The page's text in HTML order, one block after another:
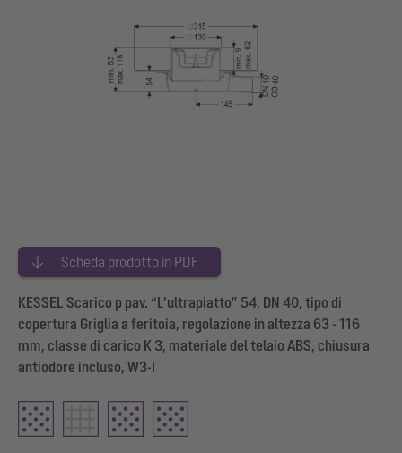
Scheda prodotto in PDF
KESSEL Scarico p pav. “L’ultrapiatto” 54, DN 40, tipo di
copertura Griglia a feritoia, regolazione in altezza 63 - 116
mm, classe di carico K 3, materiale del telaio ABS, chiusura
antiodore incluso, W3-I